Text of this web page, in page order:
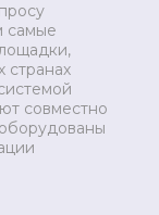
самые
странах
совместно